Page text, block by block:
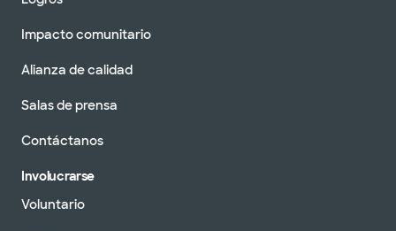
Impacto comunitario
Alianza de calidad
Salas de prensa
Contáctanos
Involucrarse
Voluntario